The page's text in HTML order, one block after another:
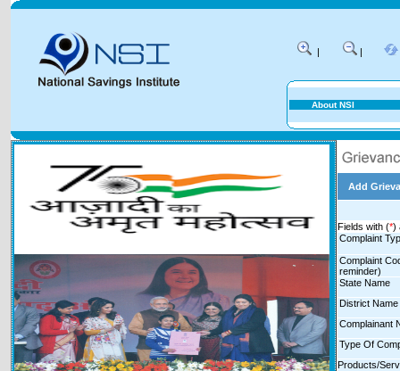
| |
About NSI
Add
Fields with (*)
Complaint
Complaint
reminder)
State Name
District Name
Complainant
Type Of
Products/